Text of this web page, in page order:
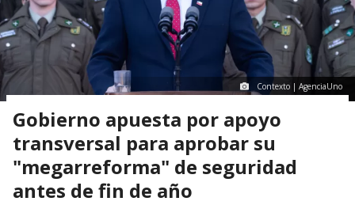
Contexto | AgenciaUno
Gobierno apuesta por apoyo
transversal para aprobar su
"megarreforma" de seguridad
antes de fin de año